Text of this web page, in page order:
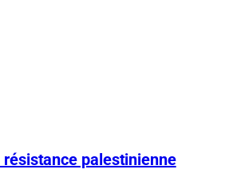
résistance palestinienne